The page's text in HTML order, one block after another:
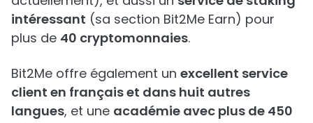
intéressant (sa section Bit2Me Earn) pour
plus de 40 cryptomonnaies.
Bit2Me offre également un excellent service
client en français et dans huit autres
langues, et une académie avec plus de 450